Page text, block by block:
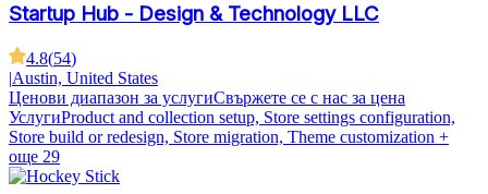
Startup Hub - Design & Technology LLC
4.8(54)
|Austin, United States
Ценови диапазон за услугиСвържете се с нас за цена
УслугиProduct and collection setup, Store settings configuration,
Store build or redesign, Store migration, Theme customization +
още 29